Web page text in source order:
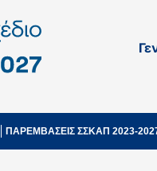
ΠΑΡΕΜΒΑΣΕΙΣ ΣΣΚΑΠ 2023-